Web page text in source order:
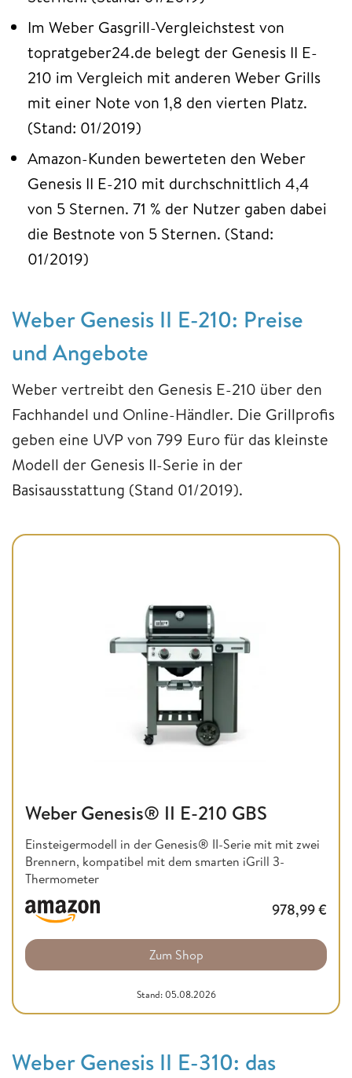
Im Weber Gasgrill-Vergleichstest von
topratgeber24.de belegt der Genesis II E-
210 im Vergleich mit anderen Weber Grills
mit einer Note von 1,8 den vierten Platz.
(Stand: 01/2019)
Amazon-Kunden bewerteten den Weber
Genesis II E-210 mit durchschnittlich 4,4
von 5 Sternen. 71 % der Nutzer gaben dabei
die Bestnote von 5 Sternen. (Stand:
01/2019)
Weber Genesis II E-210: Preise
und Angebote
Weber vertreibt den Genesis E-210 über den
Fachhandel und Online-Händler. Die Grillprofis
geben eine UVP von 799 Euro für das kleinste
Modell der Genesis II-Serie in der
Basisausstattung (Stand 01/2019).
Weber Genesis® II E-210 GBS
Einsteigermodell in der Genesis® II-Serie mit mit zwei
Brennern, kompatibel mit dem smarten iGrill 3-
Thermometer
978,99€
Zum Shop
Stand: 05.08.2026
Weber Genesis II E-310: das